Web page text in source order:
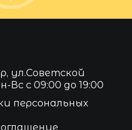
ул.Советской
Вс с 09:00 до 19:00
персональных